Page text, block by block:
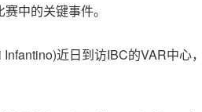
中的关键事件。
近日到访IBC的VAR中